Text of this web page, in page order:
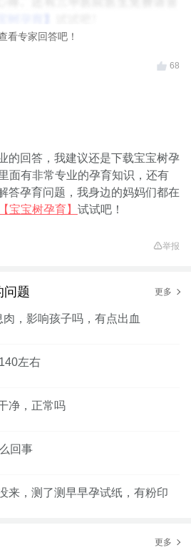
看专家回答吧！
68
的回答，我建议还是下载宝宝树孕
面有非常专业的孕育知识，还有
答孕育问题，我身边的妈妈们都在
宝宝树孕育】 试试吧！
举报
问题 更多
，影响孩子吗，有点出血
左右
净，正常吗
回事
来，测了测早早孕试纸，有粉印
更多